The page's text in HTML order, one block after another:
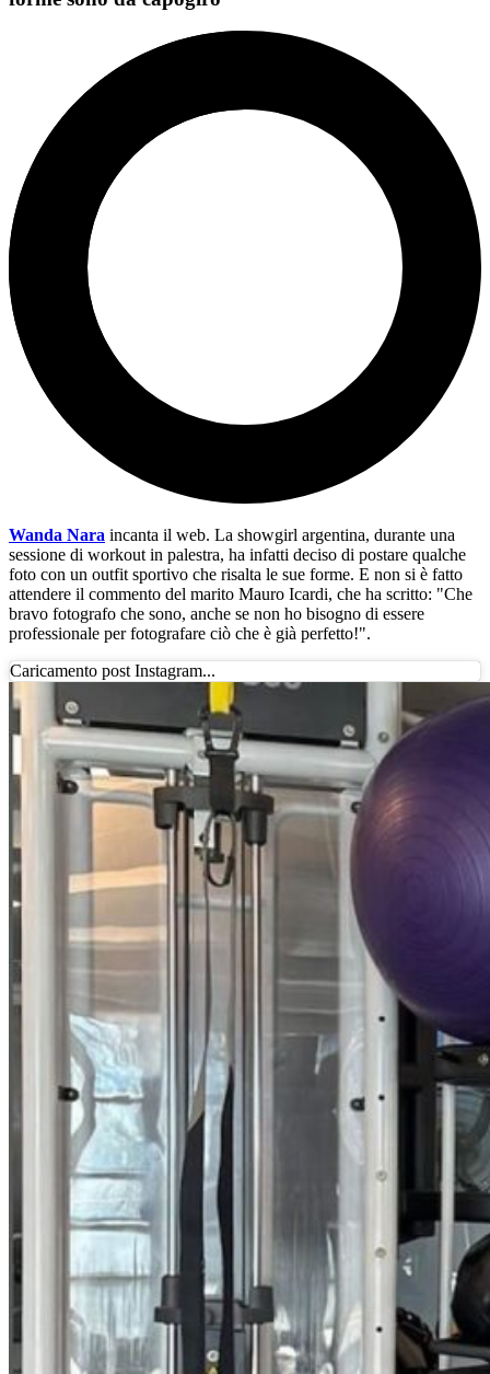
Wanda Nara incanta il web. La showgirl argentina, durante una
sessione di workout in palestra, ha infatti deciso di postare qualche
foto con un outfit sportivo che risalta le sue forme. E non si è fatto
attendere il commento del marito Mauro Icardi, che ha scritto: "Che
bravo fotografo che sono, anche se non ho bisogno di essere
professionale per fotografare ciò che è già perfetto!".
Caricamento post Instagram...